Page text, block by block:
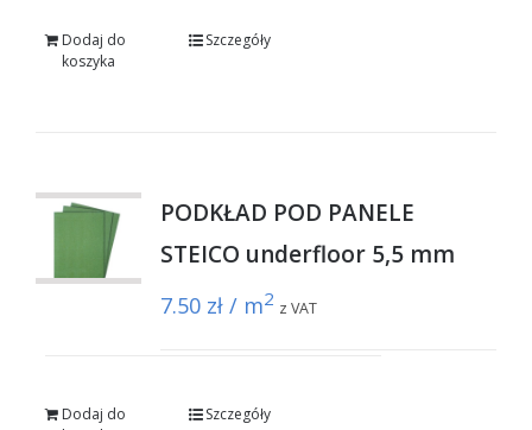
Dodaj do
koszyka
Szczegóły
PODKŁAD POD PANELE
STEICO underfloor 5,5 mm
7.50 zł / m2 z VAT
Dodaj do
Szczegóły